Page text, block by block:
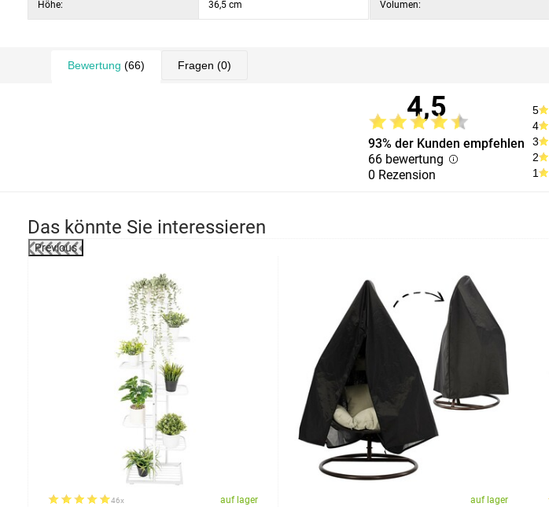
Höhe: 36,5 cm Volumen:
Bewertung (66) Fragen (0)
4,5
93% der Kunden empfehlen
66 bewertung
0 Rezension
5
4
3
2
1
Das könnte Sie interessieren
Previous
46x auf lager auf lager